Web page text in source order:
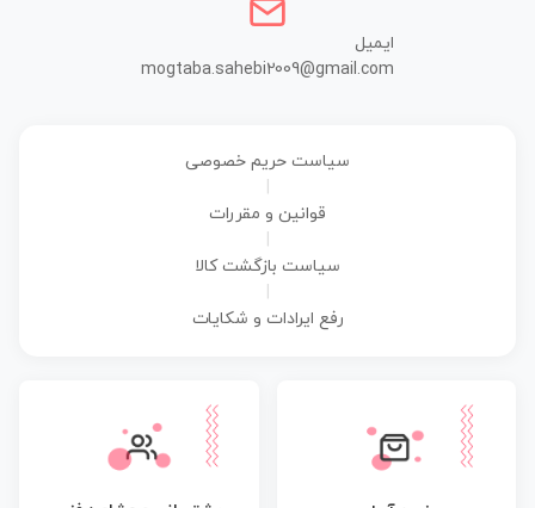
ایمیل
mogtaba.sahebi2009@gmail.com
سیاست حریم خصوصی
قوانین و مقررات
سیاست بازگشت کالا
رفع ایرادات و شکایات